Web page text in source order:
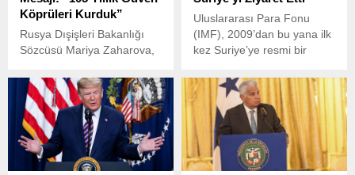
Köprüleri Kurduk”
Rusya Dışişleri Bakanlığı
Sözcüsü Mariya Zaharova,
ilişkilerin kurulmasının 105.
yıl dönümü dolayısıyla
önemli açıklamalarda
bulundu.
Uluslararası Para Fonu
(IMF), 2009’dan bu yana ilk
kez Suriye’ye resmi bir
Haziran 2025 tarihleri
arasında Şam’da yapılan
temaslarda, ülkenin
ekonomik durumu ve
toparlanma süreci
değerlendirildi.